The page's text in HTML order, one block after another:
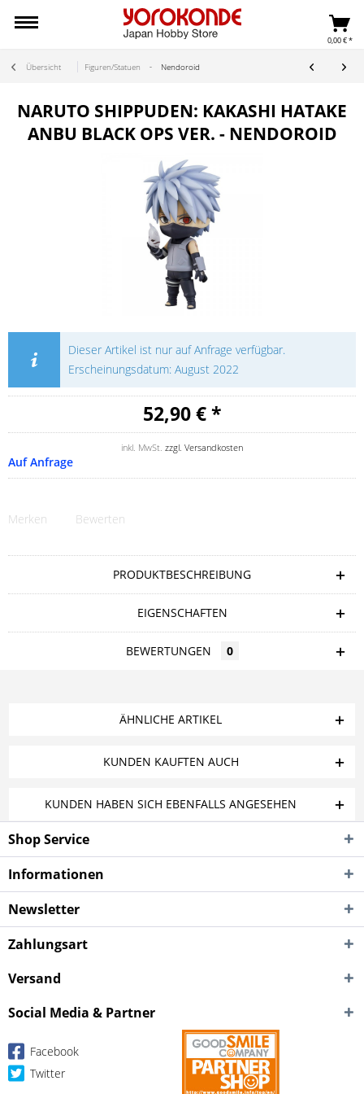
0,00 € *
Übersicht Figuren/Statuen Nendoroid
NARUTO SHIPPUDEN: KAKASHI HATAKE
ANBU BLACK OPS VER. - NENDOROID
Dieser Artikel ist nur auf Anfrage verfügbar.
Erscheinungsdatum: August 2022
52,90 € *
inkl. MwSt. zzgl. Versandkosten
Auf Anfrage
Merken Bewerten
PRODUKTBESCHREIBUNG
EIGENSCHAFTEN
BEWERTUNGEN 0
ÄHNLICHE ARTIKEL
KUNDEN KAUFTEN AUCH
KUNDEN HABEN SICH EBENFALLS ANGESEHEN
Shop Service
Informationen
Newsletter
Zahlungsart
Versand
Social Media & Partner
Facebook
Twitter